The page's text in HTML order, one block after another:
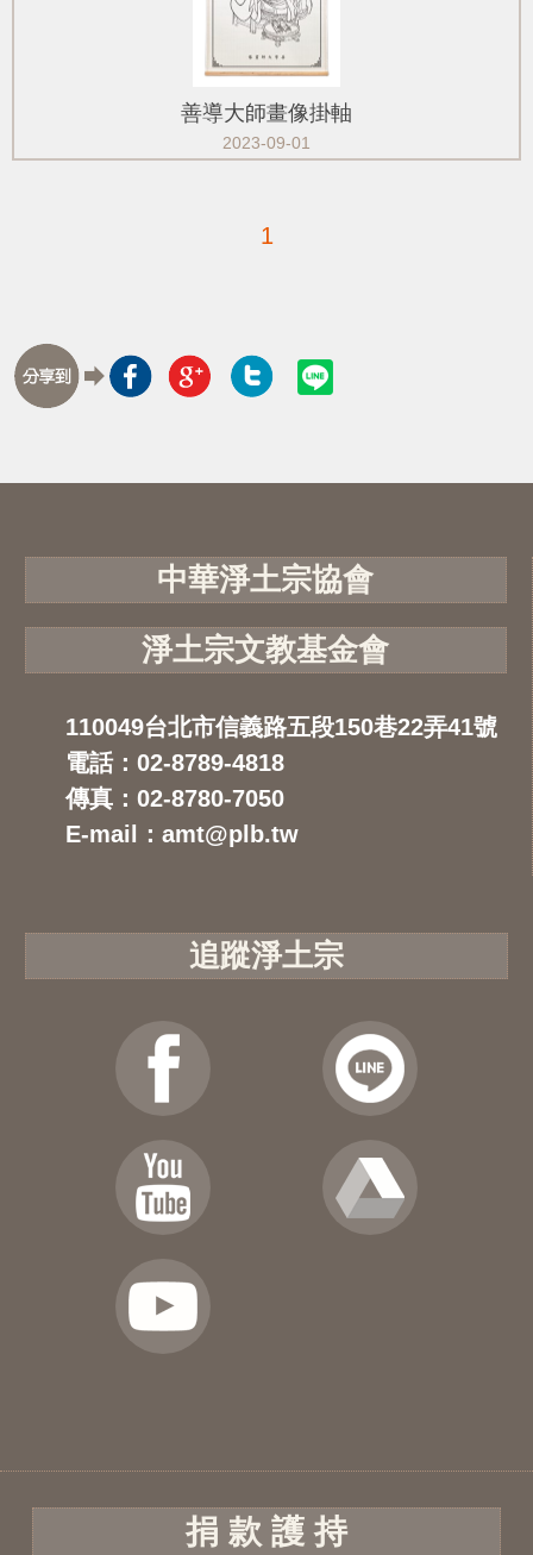
善導大師畫像掛軸
2023-09-01
1
中華淨土宗協會
淨土宗文教基金會
110049台北市信義路五段150巷22弄41號
電話：02-8789-4818
傳真：02-8780-7050
E-mail：amt@plb.tw
追蹤淨土宗
捐 款 護 持